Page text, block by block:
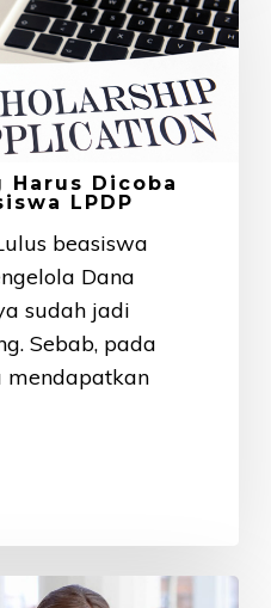
Dicoba
LPDP
beasiswa
Dana
sudah jadi
Sebab, pada
mendapatkan